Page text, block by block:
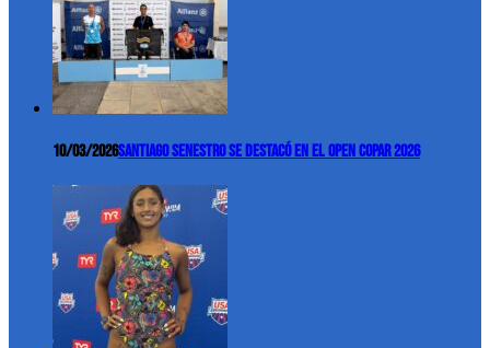
10/03/2026Santiago Senestro se destacó en el Open COPAR 2026